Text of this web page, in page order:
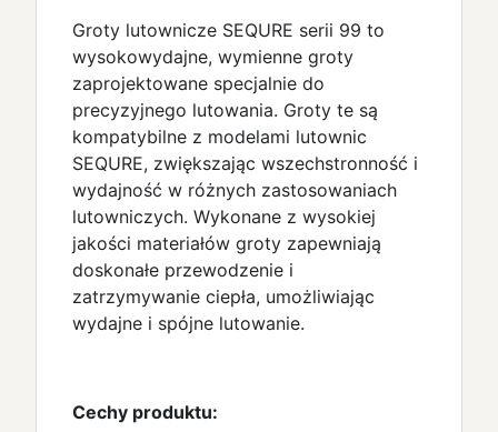
Groty lutownicze SEQURE serii 99 to
wysokowydajne, wymienne groty
zaprojektowane specjalnie do
precyzyjnego lutowania. Groty te są
kompatybilne z modelami lutownic
SEQURE, zwiększając wszechstronność i
wydajność w różnych zastosowaniach
lutowniczych. Wykonane z wysokiej
jakości materiałów groty zapewniają
doskonałe przewodzenie i
zatrzymywanie ciepła, umożliwiając
wydajne i spójne lutowanie.
Cechy produktu: